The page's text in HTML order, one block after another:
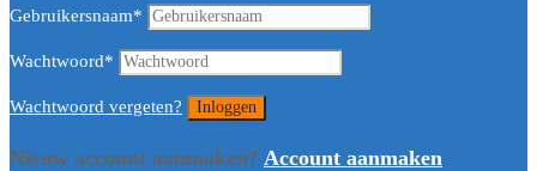
Gebruikersnaam*
Wachtwoord*
Wachtwoord vergeten?
Nieuw account aanmaken? Account aanmaken